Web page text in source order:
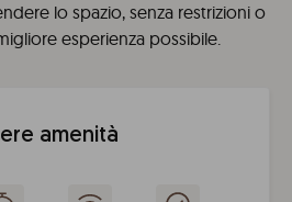
lo spazio, senza restrizioni o
esperienza possibile.
amenità